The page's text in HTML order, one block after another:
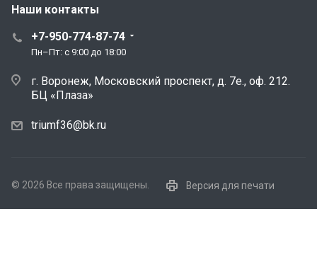
Наши контакты
+7-950-774-87-74
Пн–Пт: с 9:00 до 18:00
г. Воронеж, Московский проспект, д. 7е., оф. 212.
БЦ «Плаза»
triumf36@bk.ru
© 2026 Все права защищены. Версия для печати